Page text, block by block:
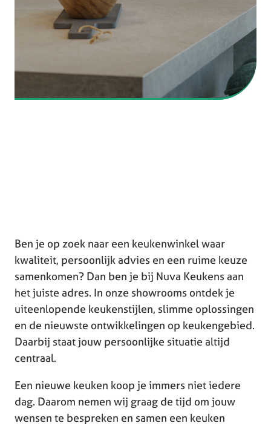
Ben je op zoek naar een keukenwinkel waar
kwaliteit, persoonlijk advies en een ruime keuze
samenkomen? Dan ben je bij Nuva Keukens aan
het juiste adres. In onze showrooms ontdek je
uiteenlopende keukenstijlen, slimme oplossingen
en de nieuwste ontwikkelingen op keukengebied.
Daarbij staat jouw persoonlijke situatie altijd
centraal.
Een nieuwe keuken koop je immers niet iedere
dag. Daarom nemen wij graag de tijd om jouw
wensen te bespreken en samen een keuken